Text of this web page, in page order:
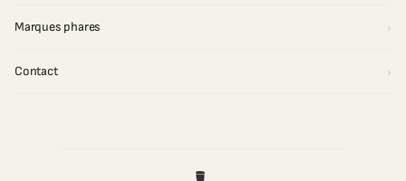
Marques phares
Contact